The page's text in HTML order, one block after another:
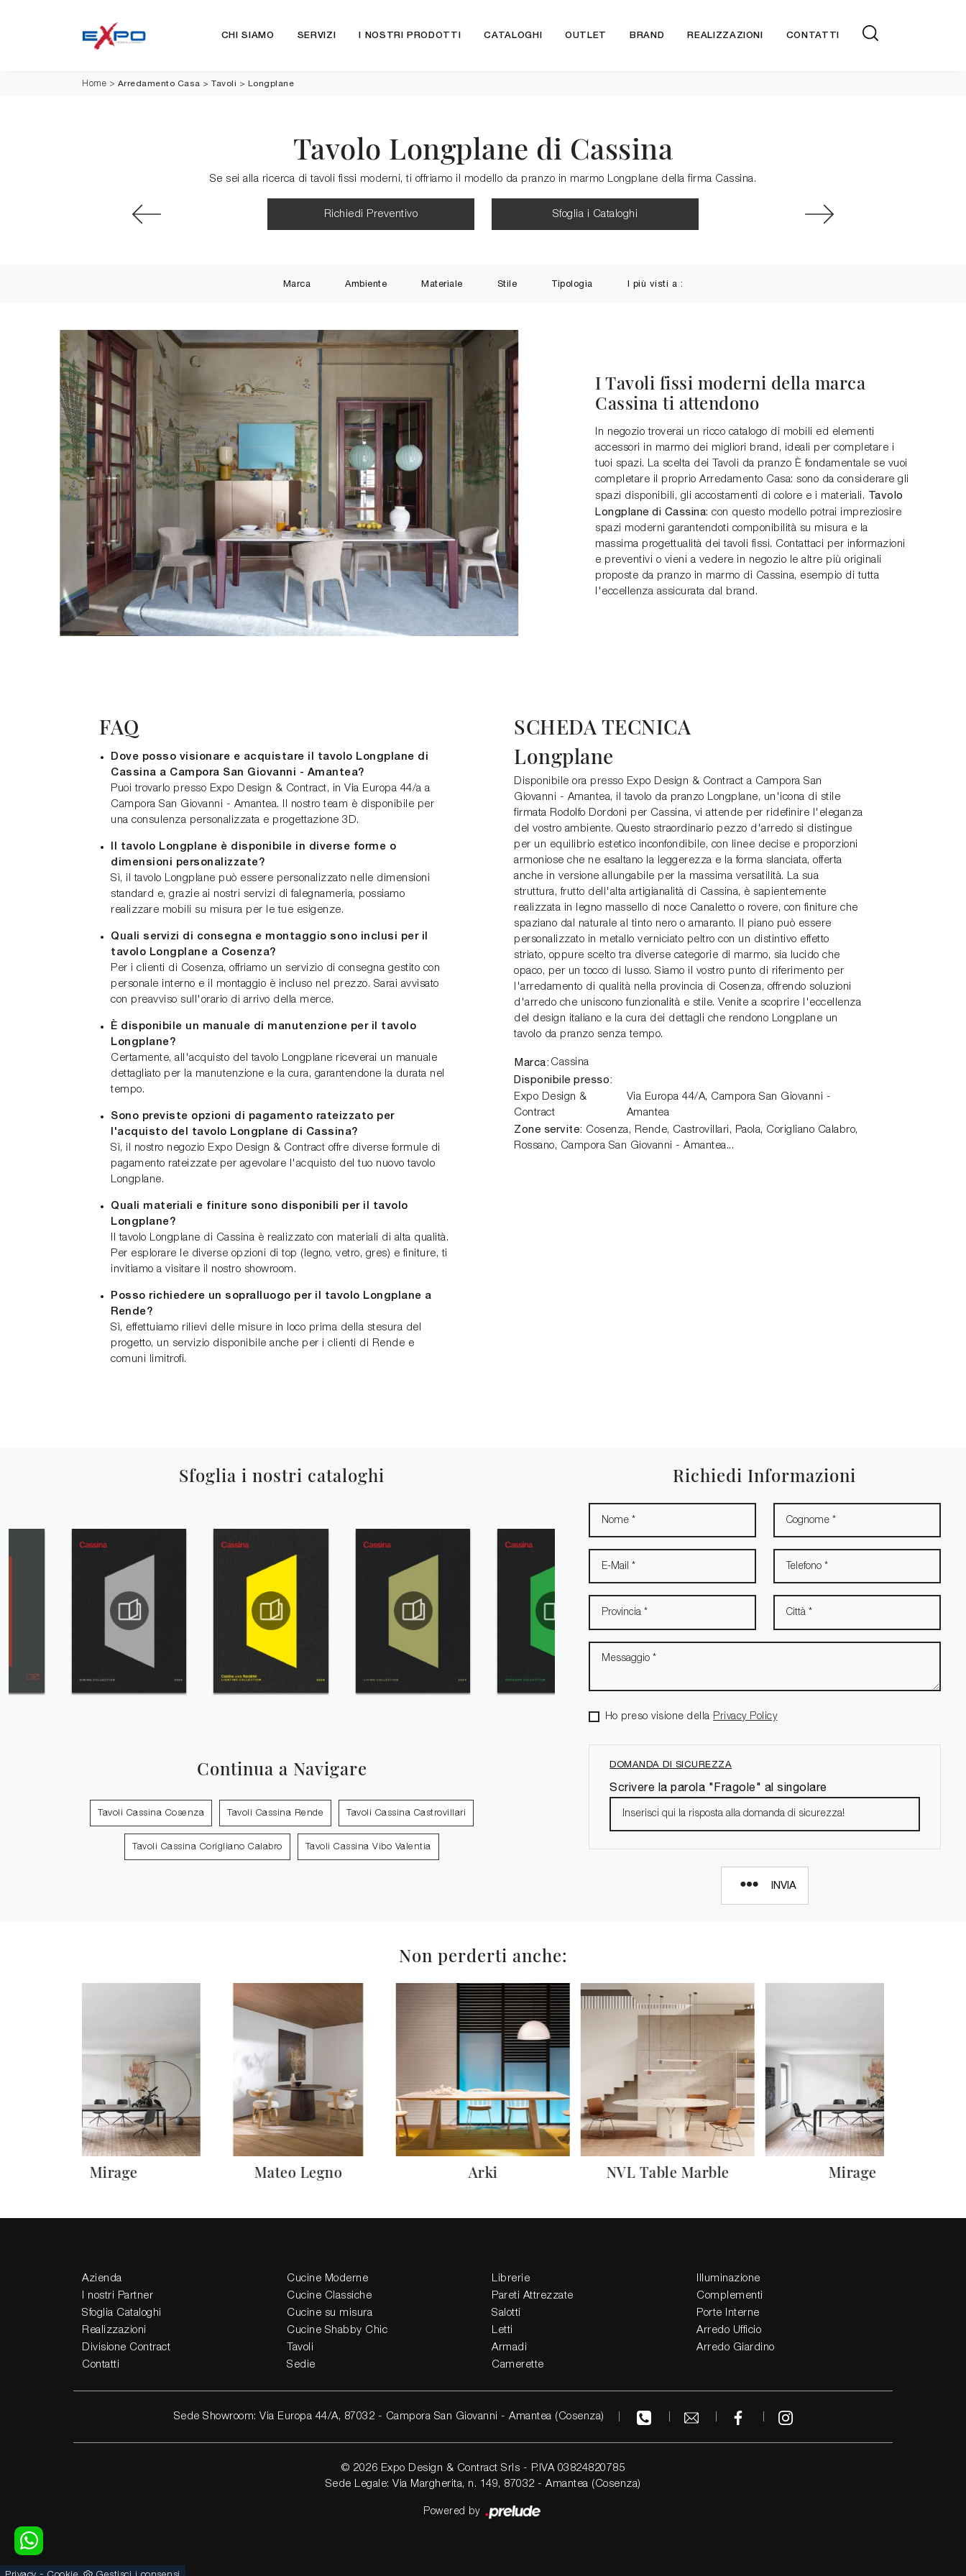
CHI SIAMO SERVIZI I NOSTRI PRODOTTI CATALOGHI OUTLET BRAND REALIZZAZIONI CONTATTI
Home > Arredamento Casa > Tavoli > Longplane
Tavolo Longplane di Cassina
Se sei alla ricerca di tavoli fissi moderni, ti offriamo il modello da pranzo in marmo Longplane della firma Cassina.
Richiedi Preventivo Sfoglia i Cataloghi
Marca Ambiente Materiale Stile Tipologia I più visti a :
I Tavoli fissi moderni della marca
Cassina ti attendono
In negozio troverai un ricco catalogo di mobili ed elementi
accessori in marmo dei migliori brand, ideali per completare i
tuoi spazi. La scelta dei Tavoli da pranzo È fondamentale se vuoi
completare il proprio Arredamento Casa: sono da considerare gli
spazi disponibili, gli accostamenti di colore e i materiali. Tavolo
Longplane di Cassina: con questo modello potrai impreziosire
spazi moderni garantendoti componibilità su misura e la
massima progettualità dei tavoli fissi. Contattaci per informazioni
e preventivi o vieni a vedere in negozio le altre più originali
proposte da pranzo in marmo di Cassina, esempio di tutta
l'eccellenza assicurata dal brand.
FAQ
Dove posso visionare e acquistare il tavolo Longplane di
Cassina a Campora San Giovanni - Amantea?
Puoi trovarlo presso Expo Design & Contract, in Via Europa 44/a a
Campora San Giovanni - Amantea. Il nostro team è disponibile per
una consulenza personalizzata e progettazione 3D.
Il tavolo Longplane è disponibile in diverse forme o
dimensioni personalizzate?
Sì, il tavolo Longplane può essere personalizzato nelle dimensioni
standard e, grazie ai nostri servizi di falegnameria, possiamo
realizzare mobili su misura per le tue esigenze.
Quali servizi di consegna e montaggio sono inclusi per il
tavolo Longplane a Cosenza?
Per i clienti di Cosenza, offriamo un servizio di consegna gestito con
personale interno e il montaggio è incluso nel prezzo. Sarai avvisato
con preavviso sull'orario di arrivo della merce.
È disponibile un manuale di manutenzione per il tavolo
Longplane?
Certamente, all'acquisto del tavolo Longplane riceverai un manuale
dettagliato per la manutenzione e la cura, garantendone la durata nel
tempo.
Sono previste opzioni di pagamento rateizzato per
l'acquisto del tavolo Longplane di Cassina?
Sì, il nostro negozio Expo Design & Contract offre diverse formule di
pagamento rateizzate per agevolare l'acquisto del tuo nuovo tavolo
Longplane.
Quali materiali e finiture sono disponibili per il tavolo
Longplane?
Il tavolo Longplane di Cassina è realizzato con materiali di alta qualità.
Per esplorare le diverse opzioni di top (legno, vetro, gres) e finiture, ti
invitiamo a visitare il nostro showroom.
Posso richiedere un sopralluogo per il tavolo Longplane a
Rende?
Sì, effettuiamo rilievi delle misure in loco prima della stesura del
progetto, un servizio disponibile anche per i clienti di Rende e
comuni limitrofi.
SCHEDA TECNICA
Longplane
Disponibile ora presso Expo Design & Contract a Campora San
Giovanni - Amantea, il tavolo da pranzo Longplane, un'icona di stile
firmata Rodolfo Dordoni per Cassina, vi attende per ridefinire l'eleganza
del vostro ambiente. Questo straordinario pezzo d'arredo si distingue
per un equilibrio estetico inconfondibile, con linee decise e proporzioni
armoniose che ne esaltano la leggerezza e la forma slanciata, offerta
anche in versione allungabile per la massima versatilità. La sua
struttura, frutto dell'alta artigianalità di Cassina, è sapientemente
realizzata in legno massello di noce Canaletto o rovere, con finiture che
spaziano dal naturale al tinto nero o amaranto. Il piano può essere
personalizzato in metallo verniciato peltro con un distintivo effetto
striato, oppure scelto tra diverse categorie di marmo, sia lucido che
opaco, per un tocco di lusso. Siamo il vostro punto di riferimento per
l'arredamento di qualità nella provincia di Cosenza, offrendo soluzioni
d'arredo che uniscono funzionalità e stile. Venite a scoprire l'eccellenza
del design italiano e la cura dei dettagli che rendono Longplane un
tavolo da pranzo senza tempo.
Marca: Cassina
Disponibile presso:
Expo Design &
Contract
Via Europa 44/A, Campora San Giovanni -
Amantea
Zone servite: Cosenza, Rende, Castrovillari, Paola, Corigliano Calabro,
Rossano, Campora San Giovanni - Amantea...
Sfoglia i nostri cataloghi
Continua a Navigare
Tavoli Cassina Cosenza Tavoli Cassina Rende Tavoli Cassina Castrovillari
Tavoli Cassina Corigliano Calabro Tavoli Cassina Vibo Valentia
Richiedi Informazioni
Ho preso visione della Privacy Policy
DOMANDA DI SICUREZZA
Scrivere la parola "Fragole" al singolare
INVIA
Non perderti anche:
Mirage Mateo Legno Arki NVL Table Marble Mirage
Azienda
I nostri Partner
Sfoglia Cataloghi
Realizzazioni
Divisione Contract
Contatti
Cucine Moderne
Cucine Classiche
Cucine su misura
Cucine Shabby Chic
Tavoli
Sedie
Librerie
Pareti Attrezzate
Salotti
Letti
Armadi
Camerette
Illuminazione
Complementi
Porte Interne
Arredo Ufficio
Arredo Giardino
Sede Showroom: Via Europa 44/A, 87032 - Campora San Giovanni - Amantea (Cosenza)
© 2026 Expo Design & Contract Srls - P.IVA 03824820785
Sede Legale: Via Margherita, n. 149, 87032 - Amantea (Cosenza)
Powered by